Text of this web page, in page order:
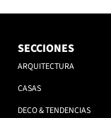
SECCIONES
ARQUITECTURA
CASAS
DECO & TENDENCIAS